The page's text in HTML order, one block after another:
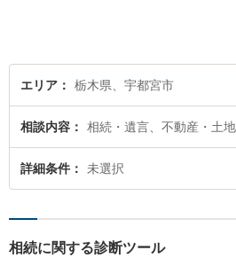
エリア 栃木県、宇都宮市
相談内容 相続・遺言、不動産・土
詳細条件 未選択
相続に関する診断ツール